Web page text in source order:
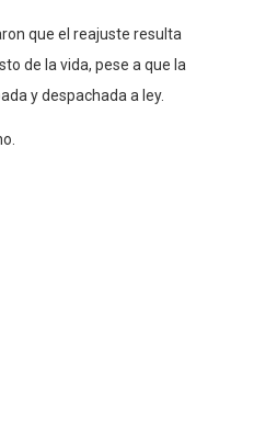
que el reajuste resulta
de la vida, pese a que la
y despachada a ley.